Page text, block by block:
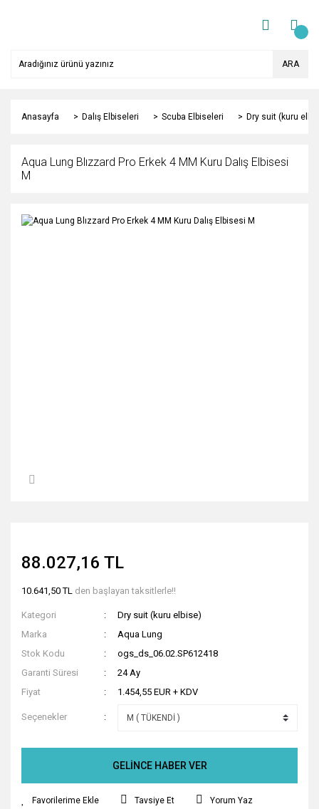
ARA
Anasayfa Dalış Elbiseleri Scuba Elbiseleri Dry suit (kuru
Aqua Lung Blızzard Pro Erkek 4 MM Kuru Dalış Elbisesi
M
88.027,16 TL
10.641,50 TL den başlayan taksitlerle!!
Kategori
Dry suit (kuru elbise)
Marka
Aqua Lung
Stok Kodu
ogs_ds_06.02.SP612418
Garanti Süresi
24 Ay
Fiyat
1.454,55 EUR + KDV
Seçenekler
GELİNCE HABER VER
Tavsiye Et Yorum Yaz